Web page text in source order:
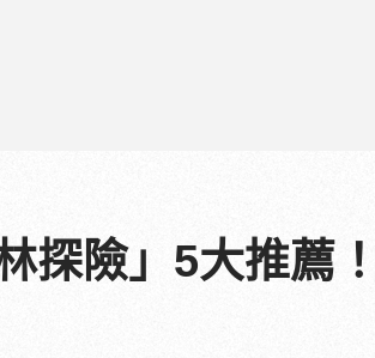
探險」5大推薦